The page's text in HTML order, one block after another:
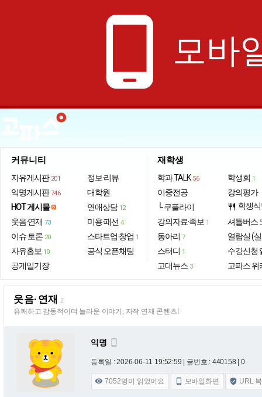
phone_android 모바
커뮤니티
자유게시판 201
익명게시판 746
HOT 게시물
웃음·연재 73
이슈·토론 20
자유홍보 10
공개일기장
정보·리뷰
대학원
연애상담 12
미용·패션 4
스타트업·창업 1
공식 오픈채팅
재학생
학과 TALK 56
이중전공
└ 쿠플라이
강의자료·족보 1
동아리 7
스터디 1
고대뉴스 3
학생회 1
강의평가
restaurant 학생
셔틀버스
열람실 (
수강신청
고파스 위
웃음·연재 2
유쾌하고 감동적이며 놀라운 이야기, 자작 연재 콘텐츠!
익명 
등록일 : 2026-06-11 19:52:59 | 글번호 : 440158 | 0
 7052명이 읽었어요  모바일화면  URL